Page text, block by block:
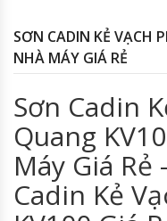
SƠN CADIN KẺ VẠCH
NHÀ MÁY GIÁ RẺ
Sơn Cadin
Quang
Máy Giá Rẻ
Cadin Kẻ